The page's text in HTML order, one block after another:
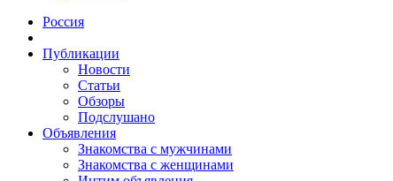
Россия
Публикации
Новости
Статьи
Обзоры
Подслушано
Объявления
Знакомства с мужчинами
Знакомства с женщинами